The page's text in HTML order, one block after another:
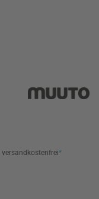
versandkostenfrei*